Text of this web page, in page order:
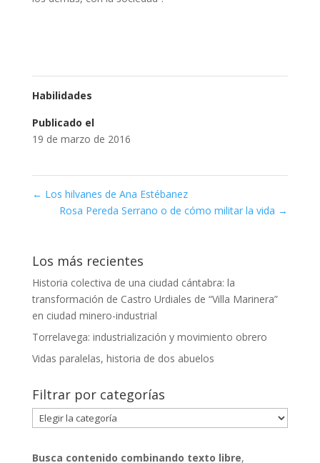
Habilidades
Publicado el
19 de marzo de 2016
← Los hilvanes de Ana Estébanez
Rosa Pereda Serrano o de cómo militar la vida →
Los más recientes
Historia colectiva de una ciudad cántabra: la
transformación de Castro Urdiales de “Villa Marinera”
en ciudad minero-industrial
Torrelavega: industrialización y movimiento obrero
Vidas paralelas, historia de dos abuelos
Filtrar por categorías
Filtrar
por
Busca contenido combinando texto libre,